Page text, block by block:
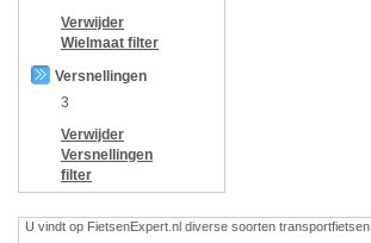
Verwijder
Wielmaat filter
Versnellingen
3
Verwijder
Versnellingen
filter
U vindt op FietsenExpert.nl diverse soorten transportfietsen.